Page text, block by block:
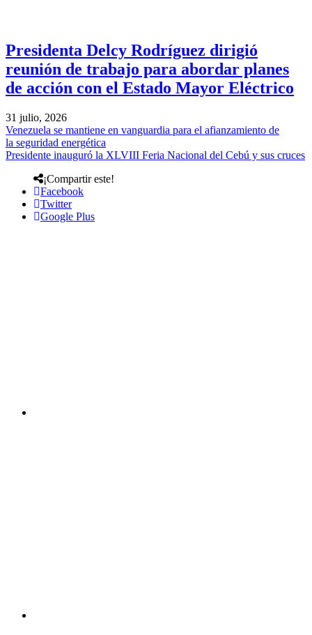
Presidenta Delcy Rodríguez dirigió
reunión de trabajo para abordar planes
de acción con el Estado Mayor Eléctrico
31 julio, 2026
Venezuela se mantiene en vanguardia para el afianzamiento de
la seguridad energética
Presidente inauguró la XLVIII Feria Nacional del Cebú y sus cruces
¡Compartir este!
Facebook
Twitter
Google Plus